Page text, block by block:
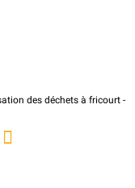
des déchets à fricourt -